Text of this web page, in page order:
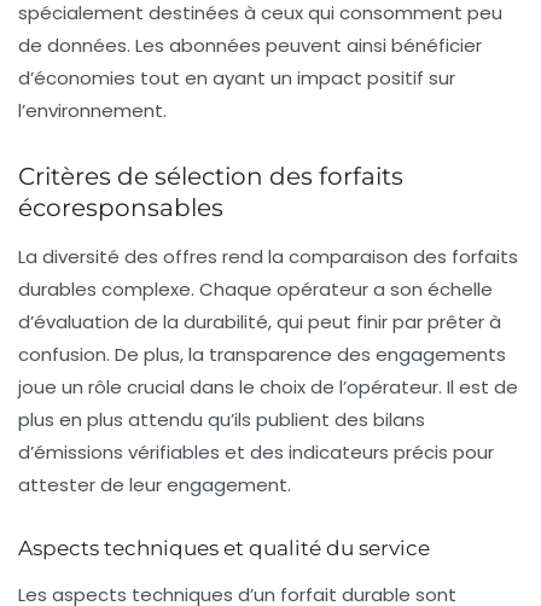
spécialement destinées à ceux qui consomment peu
de données. Les abonnées peuvent ainsi bénéficier
d’économies tout en ayant un impact positif sur
l’environnement.
Critères de sélection des forfaits
écoresponsables
La diversité des offres rend la comparaison des forfaits
durables complexe. Chaque opérateur a son échelle
d’évaluation de la durabilité, qui peut finir par prêter à
confusion. De plus, la transparence des engagements
joue un rôle crucial dans le choix de l’opérateur. Il est de
plus en plus attendu qu’ils publient des bilans
d’émissions vérifiables et des indicateurs précis pour
attester de leur engagement.
Aspects techniques et qualité du service
Les aspects techniques d’un forfait durable sont